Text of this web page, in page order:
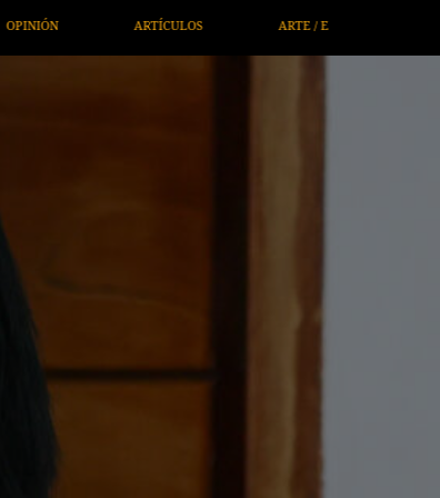
ARTE / ENTRETENIMIENTO ECONOMÍA / NEGOCIOS